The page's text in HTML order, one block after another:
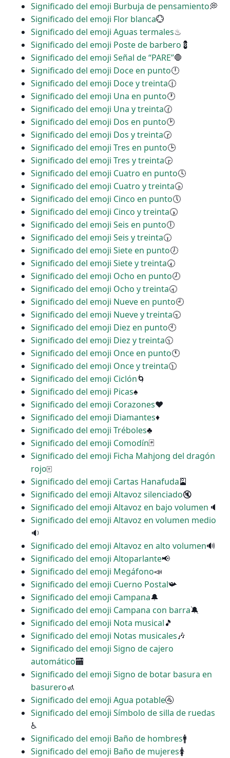
Significado del emoji Burbuja de pensamiento💭
Significado del emoji Flor blanca💮
Significado del emoji Aguas termales♨
Significado del emoji Poste de barbero 💈
Significado del emoji Señal de “PARE”🛑
Significado del emoji Doce en punto🕛
Significado del emoji Doce y treinta🕧
Significado del emoji Una en punto🕐
Significado del emoji Una y treinta🕜
Significado del emoji Dos en punto🕑
Significado del emoji Dos y treinta🕝
Significado del emoji Tres en punto🕒
Significado del emoji Tres y treinta🕞
Significado del emoji Cuatro en punto🕓
Significado del emoji Cuatro y treinta🕟
Significado del emoji Cinco en punto🕔
Significado del emoji Cinco y treinta🕠
Significado del emoji Seis en punto🕕
Significado del emoji Seis y treinta🕡
Significado del emoji Siete en punto🕖
Significado del emoji Siete y treinta🕢
Significado del emoji Ocho en punto🕗
Significado del emoji Ocho y treinta🕣
Significado del emoji Nueve en punto🕘
Significado del emoji Nueve y treinta🕤
Significado del emoji Diez en punto🕙
Significado del emoji Diez y treinta🕥
Significado del emoji Once en punto🕚
Significado del emoji Once y treinta🕦
Significado del emoji Ciclón🌀
Significado del emoji Picas♠
Significado del emoji Corazones♥
Significado del emoji Diamantes♦
Significado del emoji Tréboles♣
Significado del emoji Comodín🃏
Significado del emoji Ficha Mahjong del dragón
rojo🀄
Significado del emoji Cartas Hanafuda🎴
Significado del emoji Altavoz silenciado🔇
Significado del emoji Altavoz en bajo volumen 🔈
Significado del emoji Altavoz en volumen medio
🔉
Significado del emoji Altavoz en alto volumen🔊
Significado del emoji Altoparlante📢
Significado del emoji Megáfono📣
Significado del emoji Cuerno Postal📯
Significado del emoji Campana🔔
Significado del emoji Campana con barra🔕
Significado del emoji Nota musical🎵
Significado del emoji Notas musicales🎶
Significado del emoji Signo de cajero
automático🏧
Significado del emoji Signo de botar basura en
basurero🚮
Significado del emoji Agua potable🚰
Significado del emoji Símbolo de silla de ruedas
♿
Significado del emoji Baño de hombres🚹
Significado del emoji Baño de mujeres🚺